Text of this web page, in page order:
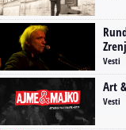
Vesti
Art
Vesti